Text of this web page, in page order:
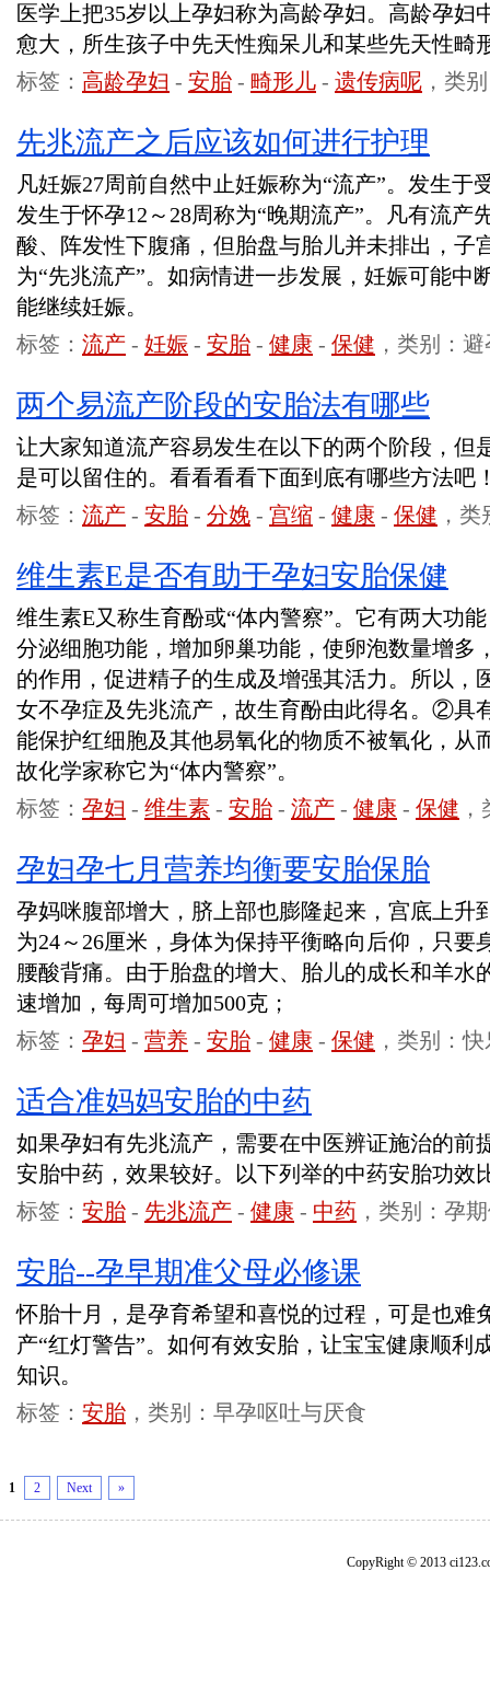
医学上把35岁以上孕妇称为高龄孕妇。高龄孕妇
愈大，所生孩子中先天性痴呆儿和某些先天性畸
标签： 高龄孕妇 - 安胎 - 畸形儿 - 遗传病呢 ，类
先兆流产之后应该如何进行护理
凡妊娠27周前自然中止妊娠称为“流产”。发生于
发生于怀孕12～28周称为“晚期流产”。凡有流产
酸、阵发性下腹痛，但胎盘与胎儿并未排出，子
为“先兆流产”。如病情进一步发展，妊娠可能中
能继续妊娠。
标签： 流产 - 妊娠 - 安胎 - 健康 - 保健 ，类别：
两个易流产阶段的安胎法有哪些
让大家知道流产容易发生在以下的两个阶段，但
是可以留住的。看看看看下面到底有哪些方法吧
标签： 流产 - 安胎 - 分娩 - 宫缩 - 健康 - 保健 ，
维生素E是否有助于孕妇安胎保健
维生素E又称生育酚或“体内警察”。它有两大功
分泌细胞功能，增加卵巢功能，使卵泡数量增多
的作用，促进精子的生成及增强其活力。所以，
女不孕症及先兆流产，故生育酚由此得名。②具
能保护红细胞及其他易氧化的物质不被氧化，从
故化学家称它为“体内警察”。
标签： 孕妇 - 维生素 - 安胎 - 流产 - 健康 - 保健
孕妇孕七月营养均衡要安胎保胎
孕妈咪腹部增大，脐上部也膨隆起来，宫底上升
为24～26厘米，身体为保持平衡略向后仰，只要
腰酸背痛。由于胎盘的增大、胎儿的成长和羊水
速增加，每周可增加500克；
标签： 孕妇 - 营养 - 安胎 - 健康 - 保健 ，类别：
适合准妈妈安胎的中药
如果孕妇有先兆流产，需要在中医辨证施治的前
安胎中药，效果较好。以下列举的中药安胎功效
标签： 安胎 - 先兆流产 - 健康 - 中药 ，类别：孕
安胎--孕早期准父母必修课
怀胎十月，是孕育希望和喜悦的过程，可是也难
产“红灯警告”。如何有效安胎，让宝宝健康顺利
知识。
标签： 安胎 ，类别：早孕呕吐与厌食
1 2 Next »
CopyRight © 2013